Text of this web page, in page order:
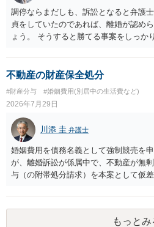
調停ならまだしも、訴訟となると弁護
貞をしていたのであれば、離婚が認め
ょう。 そうすると勝てる事案をしっか
不動産の財産保全処分
#財産分与 #婚姻費用(別居中の生活費など)
2026年7月29日
川添 圭 弁護士
婚姻費用を債務名義として強制競売を
が、離婚訴訟が係属中で、不動産が無
与（の附帯処分請求）を本案として仮
えられます。弁護士へ依頼しているの
談してください。
もっとみ